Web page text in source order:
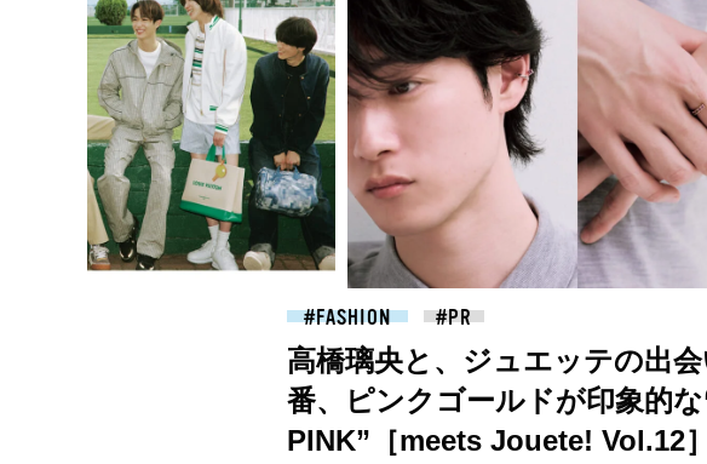
2026.07.09
FASHION
高橋璃央と、ジュエッテの出
番、ピンクゴールドが印象的
PINK”［meets Jouete! Vol.12］